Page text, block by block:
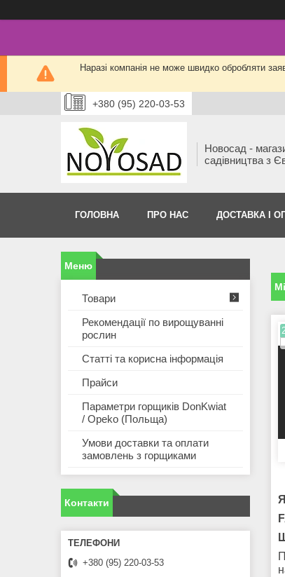
Наразі компанія не може швидко обробляти
+380 (95) 220-03-53
Новосад -
садівництва з
ГОЛОВНА ПРО НАС ДОСТАВКА І
Товари
Рекомендації по вирощуванні
рослин
Статті та корисна інформація
Прайси
Параметри горщиків DonKwiat
/ Opeko (Польща)
Умови доставки та оплати
замовлень з горщиками
Контакти
+380 (95) 220-03-53